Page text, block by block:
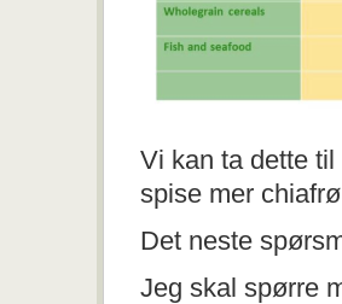
Vi kan ta dette
spise mer
Det neste
Jeg skal spørre